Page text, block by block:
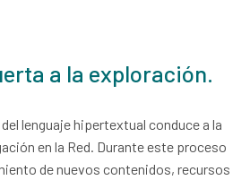
a la exploración.
lenguaje hipertextual conduce a la
en la Red. Durante este proceso
de nuevos contenidos, recursos